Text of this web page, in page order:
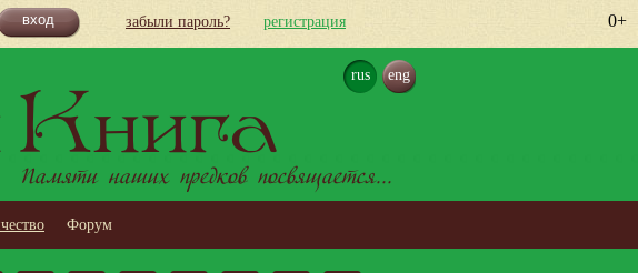
0+
забыли пароль? регистрация
rus eng
Книга
Памяти наших предков посвящается...
Форум